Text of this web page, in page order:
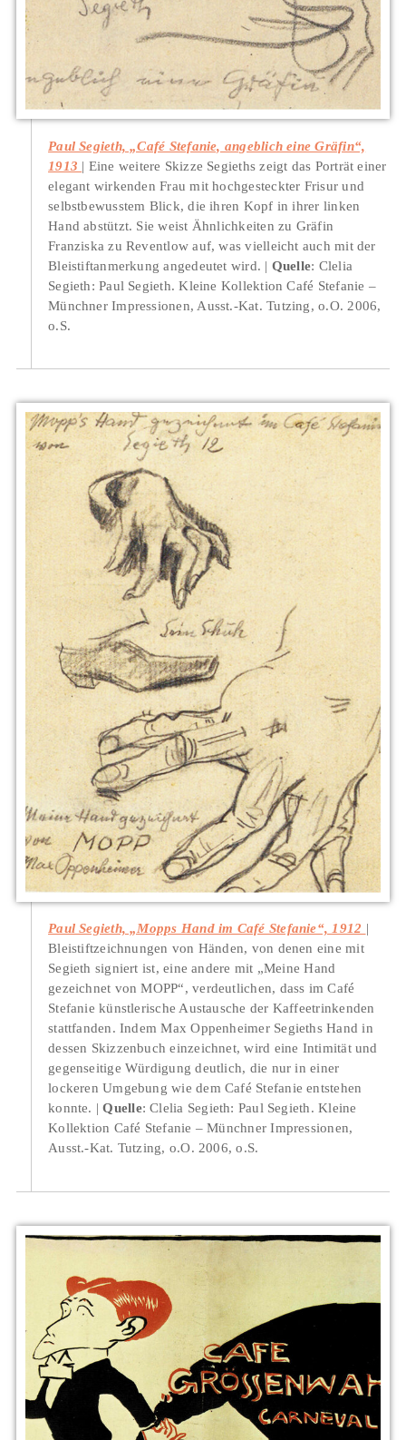
Paul Segieth, „Café Stefanie, angeblich eine Gräfin“,
1913
Eine weitere Skizze Segieths zeigt das Porträt einer
elegant wirkenden Frau mit hochgesteckter Frisur und
selbstbewusstem Blick, die ihren Kopf in ihrer linken
Hand abstützt. Sie weist Ähnlichkeiten zu Gräfin
Franziska zu Reventlow auf, was vielleicht auch mit der
Bleistiftanmerkung angedeutet wird.
Quelle: Clelia
Segieth: Paul Segieth. Kleine Kollektion Café Stefanie –
Münchner Impressionen, Ausst.-Kat. Tutzing, o.O. 2006,
o.S.
Paul Segieth, „Mopps Hand im Café Stefanie“, 1912
Bleistiftzeichnungen von Händen, von denen eine mit
Segieth signiert ist, eine andere mit „Meine Hand
gezeichnet von MOPP“, verdeutlichen, dass im Café
Stefanie künstlerische Austausche der Kaffeetrinkenden
stattfanden. Indem Max Oppenheimer Segieths Hand in
dessen Skizzenbuch einzeichnet, wird eine Intimität und
gegenseitige Würdigung deutlich, die nur in einer
lockeren Umgebung wie dem Café Stefanie entstehen
konnte.
Quelle: Clelia Segieth: Paul Segieth. Kleine
Kollektion Café Stefanie – Münchner Impressionen,
Ausst.-Kat. Tutzing, o.O. 2006, o.S.